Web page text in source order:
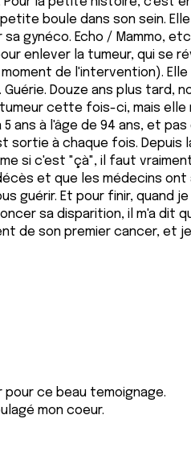
boule dans son sein. Elle
gynéco. Echo / Mammo,
enlever la tumeur, qui se
de l'intervention).
Douze ans plus tard,
cette fois-ci, mais elle
ans à l'âge de 94 ans, et pas
sortie à chaque fois. Depuis
si c'est "çà", il faut
et que les médecins ont
guérir. Et pour finir, quand
sa disparition, il m'a dit
de son premier cancer, et
pour ce beau temoignage.
mon coeur.